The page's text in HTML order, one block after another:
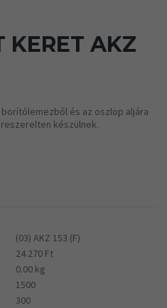
KERET AKZ
és az oszlop aljára
készülnek.
(03) AKZ 153 (F)
24.270 Ft
0.00 kg
1500
300